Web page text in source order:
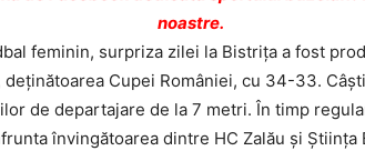
noastre.
feminin, surpriza zilei la Bistrița a fost
deținătoarea Cupei României, cu 34-33.
de departajare de la 7 metri. În timp
învingătoarea dintre HC Zalău și Știința